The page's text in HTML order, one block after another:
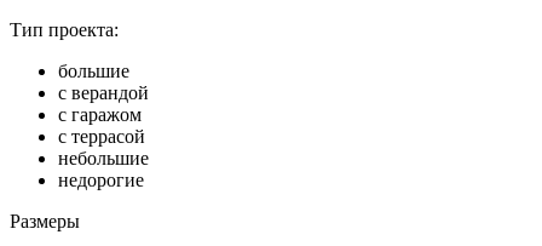
Тип проекта:
большие
с верандой
с гаражом
с террасой
небольшие
недорогие
Размеры